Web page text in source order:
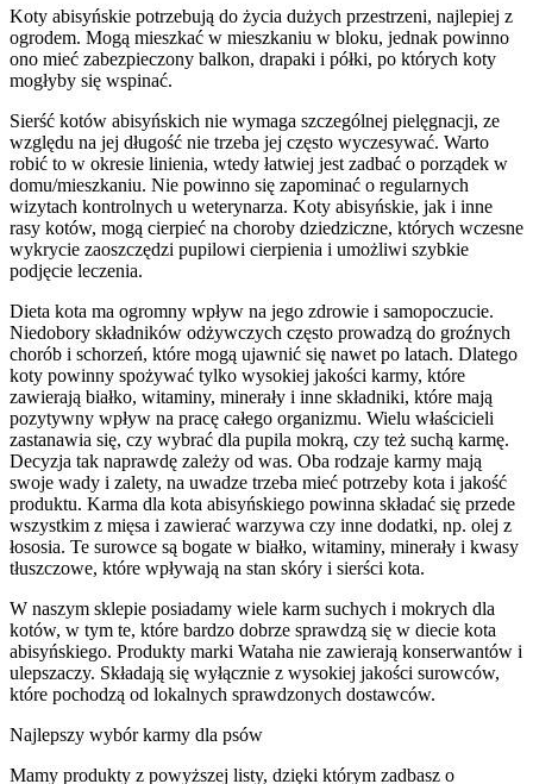
Koty abisyńskie potrzebują do życia dużych przestrzeni, najlepiej z
ogrodem. Mogą mieszkać w mieszkaniu w bloku, jednak powinno
ono mieć zabezpieczony balkon, drapaki i półki, po których koty
mogłyby się wspinać.
Sierść kotów abisyńskich nie wymaga szczególnej pielęgnacji, ze
względu na jej długość nie trzeba jej często wyczesywać. Warto
robić to w okresie linienia, wtedy łatwiej jest zadbać o porządek w
domu/mieszkaniu. Nie powinno się zapominać o regularnych
wizytach kontrolnych u weterynarza. Koty abisyńskie, jak i inne
rasy kotów, mogą cierpieć na choroby dziedziczne, których wczesne
wykrycie zaoszczędzi pupilowi cierpienia i umożliwi szybkie
podjęcie leczenia.
Dieta kota ma ogromny wpływ na jego zdrowie i samopoczucie.
Niedobory składników odżywczych często prowadzą do groźnych
chorób i schorzeń, które mogą ujawnić się nawet po latach. Dlatego
koty powinny spożywać tylko wysokiej jakości karmy, które
zawierają białko, witaminy, minerały i inne składniki, które mają
pozytywny wpływ na pracę całego organizmu. Wielu właścicieli
zastanawia się, czy wybrać dla pupila mokrą, czy też suchą karmę.
Decyzja tak naprawdę zależy od was. Oba rodzaje karmy mają
swoje wady i zalety, na uwadze trzeba mieć potrzeby kota i jakość
produktu. Karma dla kota abisyńskiego powinna składać się przede
wszystkim z mięsa i zawierać warzywa czy inne dodatki, np. olej z
łososia. Te surowce są bogate w białko, witaminy, minerały i kwasy
tłuszczowe, które wpływają na stan skóry i sierści kota.
W naszym sklepie posiadamy wiele karm suchych i mokrych dla
kotów, w tym te, które bardzo dobrze sprawdzą się w diecie kota
abisyńskiego. Produkty marki Wataha nie zawierają konserwantów i
ulepszaczy. Składają się wyłącznie z wysokiej jakości surowców,
które pochodzą od lokalnych sprawdzonych dostawców.
Najlepszy wybór karmy dla psów
Mamy produkty z powyższej listy, dzięki którym zadbasz o